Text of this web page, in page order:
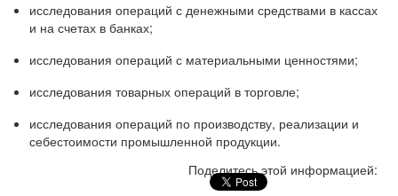
исследования операций с денежными средствами в кассах
и на счетах в банках;
исследования операций с материальными ценностями;
исследования товарных операций в торговле;
исследования операций по производству, реализации и
себестоимости промышленной продукции.
Поделитесь этой информацией: